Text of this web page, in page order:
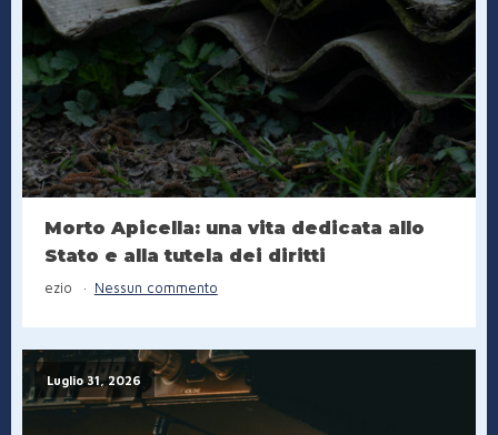
Morto Apicella: una vita dedicata allo
Stato e alla tutela dei diritti
ezio Nessun commento
Luglio 31, 2026